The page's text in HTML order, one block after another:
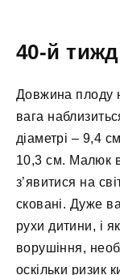
40-й
Довжина плоду
вага
діаметрі – 9,4
10,3 см. Малюк
з’явитися на
сковані. Дуже
рухи дитини, і
ворушіння,
оскільки ризик